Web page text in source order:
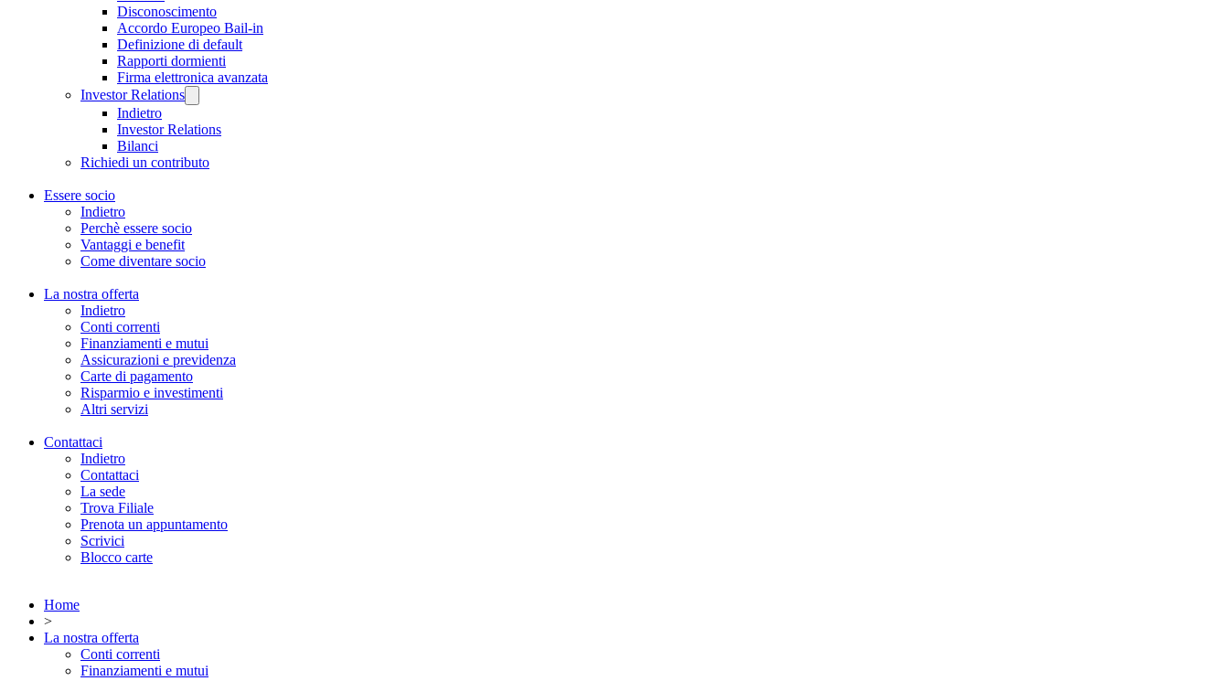
Disconoscimento
Accordo Europeo Bail-in
Definizione di default
Rapporti dormienti
Firma elettronica avanzata
Investor Relations
Indietro
Investor Relations
Bilanci
Richiedi un contributo
Essere socio
Indietro
Perchè essere socio
Vantaggi e benefit
Come diventare socio
La nostra offerta
Indietro
Conti correnti
Finanziamenti e mutui
Assicurazioni e previdenza
Carte di pagamento
Risparmio e investimenti
Altri servizi
Contattaci
Indietro
Contattaci
La sede
Trova Filiale
Prenota un appuntamento
Scrivici
Blocco carte
Home
>
La nostra offerta
Conti correnti
Finanziamenti e mutui